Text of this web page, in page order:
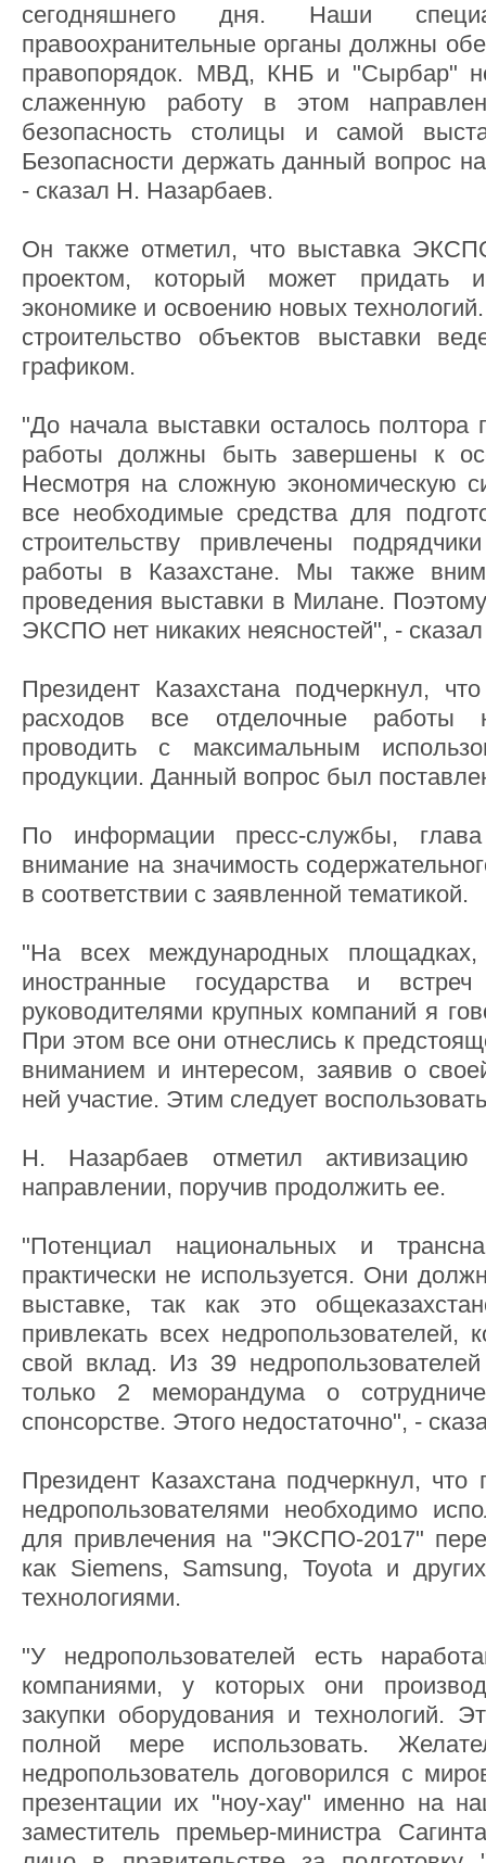
сегодняшнего дня. Наши
правоохранительные органы должны
правопорядок. МВД, КНБ и "Сырбар"
слаженную работу в этом
безопасность столицы и самой
Безопасности держать данный вопрос
- сказал Н. Назарбаев.
Он также отметил, что выставка
проектом, который может придать
экономике и освоению новых
строительство объектов выставки
графиком.
"До начала выставки осталось полтора
работы должны быть завершены к
Несмотря на сложную экономическую
все необходимые средства для
строительству привлечены
работы в Казахстане. Мы также
проведения выставки в Милане.
ЭКСПО нет никаких неясностей", -
Президент Казахстана подчеркнул,
расходов все отделочные работы
проводить с максимальным
продукции. Данный вопрос был
По информации пресс-службы, глава
внимание на значимость
в соответствии с заявленной тематикой.
"На всех международных
иностранные государства и
руководителями крупных компаний я
При этом все они отнеслись к
вниманием и интересом, заявив о
ней участие. Этим следует
Н. Назарбаев отметил
направлении, поручив продолжить ее.
"Потенциал национальных и
практически не используется. Они
выставке, так как это
привлекать всех недропользователей,
свой вклад. Из 39
только 2 меморандума о
спонсорстве. Этого недостаточно", -
Президент Казахстана подчеркнул,
недропользователями необходимо
для привлечения на "ЭКСПО-2017"
как Siemens, Samsung, Toyota и
технологиями.
"У недропользователей есть
компаниями, у которых они
закупки оборудования и технологий.
полной мере использовать.
недропользователь договорился с
презентации их "ноу-хау" именно на
заместитель премьер-министра